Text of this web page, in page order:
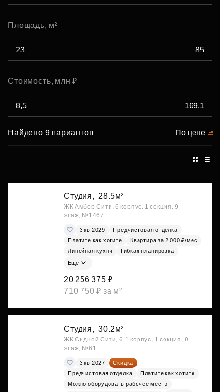
Площадь, м²
Стоимость, млн ₽
Найдено 9 вариантов По цене
Студия, 28.5м²
ЖК Амбер Сити, 6 корпус, 1 секция, 9
этаж, №1467
3 кв 2029
Предчистовая отделка
Платите как хотите
Квартира за 2 000 ₽/мес
Линейная кухня
Гибкая планировка
Ещё
20 256 375 ₽
710 750 ₽ за м²
Студия, 30.2м²
ЖК Сидней Сити, 6.1 корпус, 1 секция, 9
этаж, №61
3 кв 2027
Скидка
Предчистовая отделка
Платите как хотите
Можно оборудовать рабочее место